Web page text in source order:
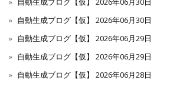
シ
ョ
ン
自動生成ブログ【仮】 2026年06月30日
自動生成ブログ【仮】 2026年06月29日
自動生成ブログ【仮】 2026年06月29日
自動生成ブログ【仮】 2026年06月28日